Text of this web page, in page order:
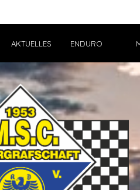
AKTUELLES ENDURO